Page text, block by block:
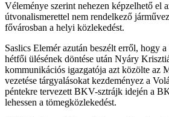
Véleménye szerint nehezen képzelhető el
útvonalismerettel nem rendelkező
fővárosban a helyi közlekedést.
Saslics Elemér azután beszélt erről, hogy
hétfői ülésének döntése után Nyáry
kommunikációs igazgatója azt közölte az
vezetése tárgyalásokat kezdeményez a
péntekre tervezett BKV-sztrájk idején a
lehessen a tömegközlekedést.